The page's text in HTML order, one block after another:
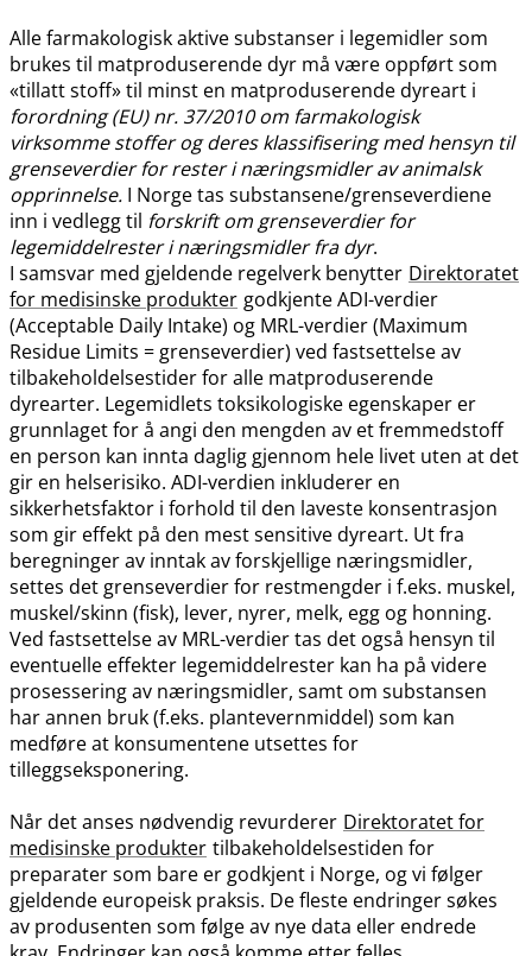
Alle farmakologisk aktive substanser i legemidler som
brukes til matproduserende dyr må være oppført som
«tillatt stoff» til minst en matproduserende dyreart i
forordning (EU) nr. 37/2010 om farmakologisk
virksomme stoffer og deres klassifisering med hensyn til
grenseverdier for rester i næringsmidler av animalsk
opprinnelse. I Norge tas substansene​/​grenseverdiene
inn i vedlegg til forskrift om grenseverdier for
legemiddelrester i næringsmidler fra dyr.
I samsvar med gjeldende regelverk benytter Direktoratet
for medisinske produkter godkjente ADI-verdier
(Acceptable Daily Intake) og MRL-verdier (Maximum
Residue Limits = grenseverdier) ved fastsettelse av
tilbakeholdelsestider for alle matproduserende
dyrearter. Legemidlets toksikologiske egenskaper er
grunnlaget for å angi den mengden av et fremmedstoff
en person kan innta daglig gjennom hele livet uten at det
gir en helserisiko. ADI-verdien inkluderer en
sikkerhetsfaktor i forhold til den laveste konsentrasjon
som gir effekt på den mest sensitive dyreart. Ut fra
beregninger av inntak av forskjellige næringsmidler,
settes det grenseverdier for restmengder i f.eks. muskel,
muskel​/​skinn (fisk), lever, nyrer, melk, egg og honning.
Ved fastsettelse av MRL-verdier tas det også hensyn til
eventuelle effekter legemiddelrester kan ha på videre
prosessering av næringsmidler, samt om substansen
har annen bruk (f.eks. plantevernmiddel) som kan
medføre at konsumentene utsettes for
tilleggseksponering.
Når det anses nødvendig revurderer Direktoratet for
medisinske produkter tilbakeholdelsestiden for
preparater som bare er godkjent i Norge, og vi følger
gjeldende europeisk praksis. De fleste endringer søkes
av produsenten som følge av nye data eller endrede